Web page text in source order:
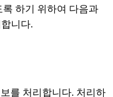
하기 위하여 다음과
니다.
를 처리합니다. 처리하